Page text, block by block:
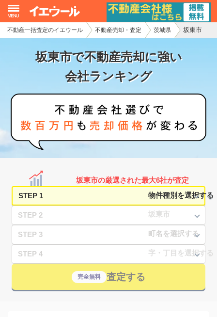
不動産一括査定のイエウール 不動産売却・査定 茨城県 坂東市
坂東市で不動産売却に強い
会社ランキング
坂東市の厳選された最大6社が査定
STEP 1
STEP 2
STEP 3
STEP 4
完全無料 査定する
イエウール加盟希望の不動産会社様
初めての方へ
不動産の売却・一括査定
家査定シミュレーター
お問い合わせ